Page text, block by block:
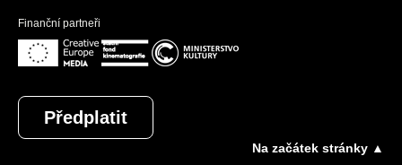
Finanční partneři
Předplatit
Na začátek stránky ▲